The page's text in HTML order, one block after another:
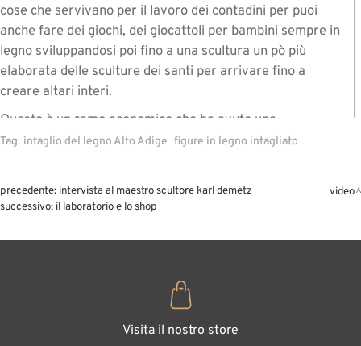
cose che servivano per il lavoro dei contadini per puoi
anche fare dei giochi, dei giocattoli per bambini sempre in
legno sviluppandosi poi fino a una scultura un pò più
elaborata delle sculture dei santi per arrivare fino a
creare altari interi.
Questo è un ramo economico che ha avuto una
grandissima importanza per lo sviluppo specialmente
vero e proprio mestiere; quindi da contadini diventarono
fasi di lavorazione quindi anche oggi abbiamo chi fa la
La lavorazione del legno, la scultura in legno in Val
momento di condivisione familiare in cui molto spesso si
Tag: intaglio del legno Alto Adige figure in legno intagliato
precedente: intervista al maestro scultore karl demetz
successivo: il laboratorio e lo shop
video
Visita il nostro store